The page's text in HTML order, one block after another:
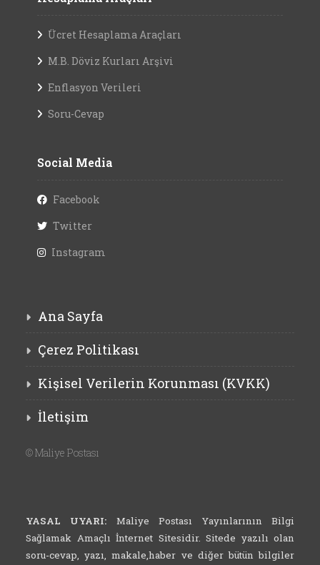
Ücret Hesaplama Araçları
M.B. Döviz Kurları Arşivi
Enflasyon Verileri
Soru-Cevap
Social Media
Facebook
Twitter
Instagram
Ana Sayfa
Çerez Politikası
Kişisel Verilerin Korunması (KVKK)
İletişim
©Maliye Postası
YASAL UYARI: Maliye Postası Yayınlarının Bilgi
Sağlamak Amaçlı İnternet Sitesidir. Sitede yazılı olan
soru-cevap, yazı, makale,haber ve diğer bütün bilgiler